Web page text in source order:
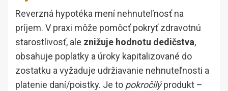
Reverzná hypotéka mení nehnuteľnosť na
príjem. V praxi môže pomôcť pokryť zdravotnú
starostlivosť, ale znižuje hodnotu dedičstva,
obsahuje poplatky a úroky kapitalizované do
zostatku a vyžaduje udržiavanie nehnuteľnosti a
platenie daní/poistky. Je to pokročilýprodukt –